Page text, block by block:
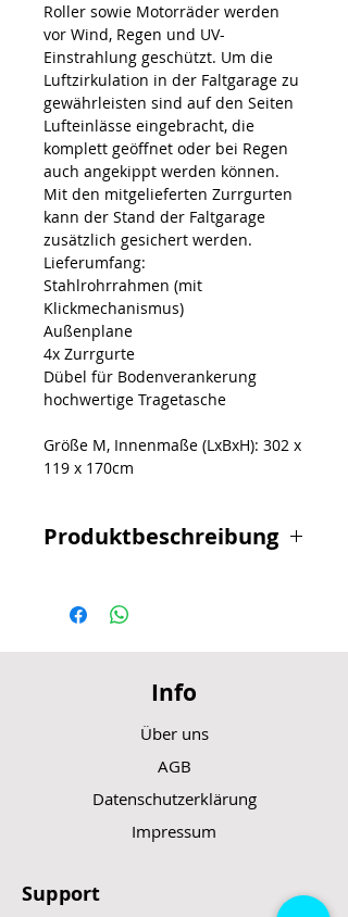
Roller sowie Motorräder werden
vor Wind, Regen und UV-
Einstrahlung geschützt. Um die
Luftzirkulation in der Faltgarage zu
gewährleisten sind auf den Seiten
Lufteinlässe eingebracht, die
komplett geöffnet oder bei Regen
auch angekippt werden können.
Mit den mitgelieferten Zurrgurten
kann der Stand der Faltgarage
zusätzlich gesichert werden.
Lieferumfang:
Stahlrohrrahmen (mit
Klickmechanismus)
Außenplane
4x Zurrgurte
Dübel für Bodenverankerung
hochwertige Tragetasche
Größe M, Innenmaße (LxBxH): 302 x
119 x 170cm
Produktbeschreibung
Ausführung: Vollgarage,
Outdoor
Größe: M
Breite: 119,0 cm
Eigenschaften: strapazierfähig,
wasserabweisend,
Gewicht: 23,50 kg
Info
Über uns
AGB
Datenschutzerklärung
Impressum
Support